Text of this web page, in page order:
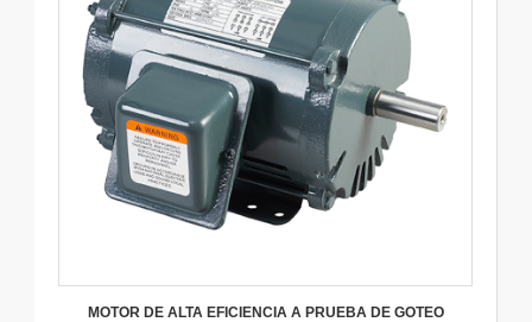
MOTOR DE ALTA EFICIENCIA A PRUEBA DE GOTEO